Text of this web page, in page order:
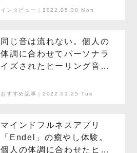
育てよう
インタビュー｜2022.05.30 Mon
同じ音は流れない。個人の
体調に合わせてパーソナラ
イズされたヒーリング音を
リ「Endel」
おすすめ記事｜2022.01.25 Tue
マインドフルネスアプリ
「Endel」の癒やし体験。
個人の体調に合わせたヒー